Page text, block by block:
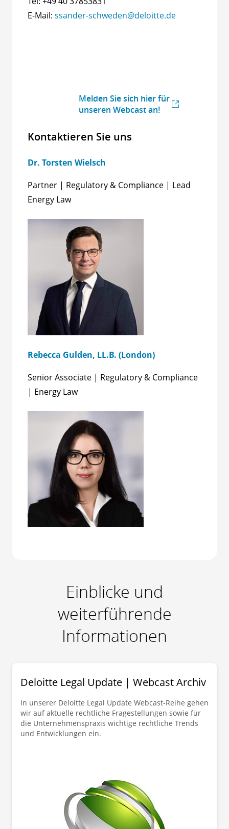
E-Mail: ssander-schweden@deloitte.de
Melden Sie sich hier für
unseren Webcast an!
Kontaktieren Sie uns
Dr. Torsten Wielsch
Partner | Regulatory & Compliance | Lead
Energy Law
Rebecca Gulden, LL.B. (London)
Senior Associate | Regulatory & Compliance
| Energy Law
Einblicke und
weiterführende
Informationen
Deloitte Legal Update | Webcast Archiv
In unserer Deloitte Legal Update Webcast-Reihe gehen
wir auf aktuelle rechtliche Fragestellungen sowie für
die Unternehmenspraxis wichtige rechtliche Trends
und Entwicklungen ein.